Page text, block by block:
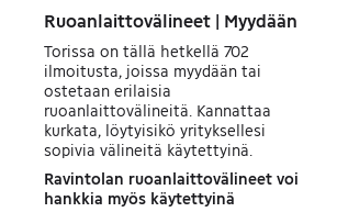
Ruoanlaittovälineet | Myydään
Torissa on tällä hetkellä 702
ilmoitusta, joissa myydään tai
ostetaan erilaisia
ruoanlaittovälineitä. Kannattaa
kurkata, löytyisikö yrityksellesi
sopivia välineitä käytettyinä.
Ravintolan ruoanlaittovälineet voi
hankkia myös käytettyinä